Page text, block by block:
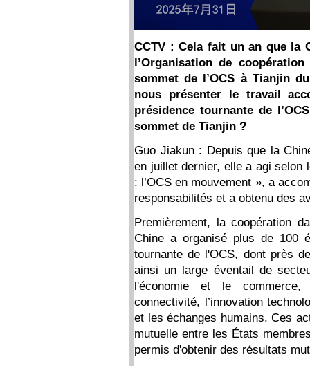
CCTV : Cela fait un an que la
l’Organisation de
sommet de l’OCS à Tianjin
nous présenter le travail
présidence tournante de
sommet de Tianjin ?
Guo Jiakun : Depuis que la
en juillet dernier, elle a agi selon
: l’OCS en mouvement », a
responsabilités et a obtenu des
Premièrement, la coopération
Chine a organisé plus de 100
tournante de l'OCS, dont près
ainsi un large éventail de
l'économie et le commerce,
connectivité, l’innovation
et les échanges humains. Ces
mutuelle entre les États
permis d'obtenir des résultats